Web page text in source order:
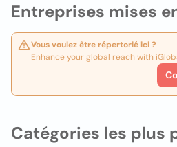
Entreprises mises
Vous voulez être répertorié ici ?
Enhance your global reach with
Catégories les plus